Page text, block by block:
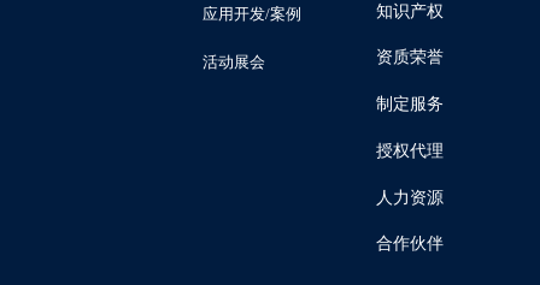
应用开发/案例
活动展会
知识产权
资质荣誉
制定服务
授权代理
人力资源
合作伙伴